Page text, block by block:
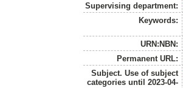
Supervising department:
Keywords:
URN:NBN:
Permanent URL:
Subject. Use of subject
categories until 2023-04-